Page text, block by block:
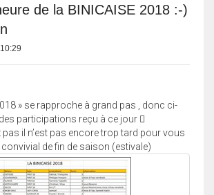
de la BINICAISE 2018 :-)
» se rapproche à grand pas , donc ci-
participations reçu à ce jour 
pas il n’est pas encore trop tard pour vous
convivial de fin de saison (estivale)